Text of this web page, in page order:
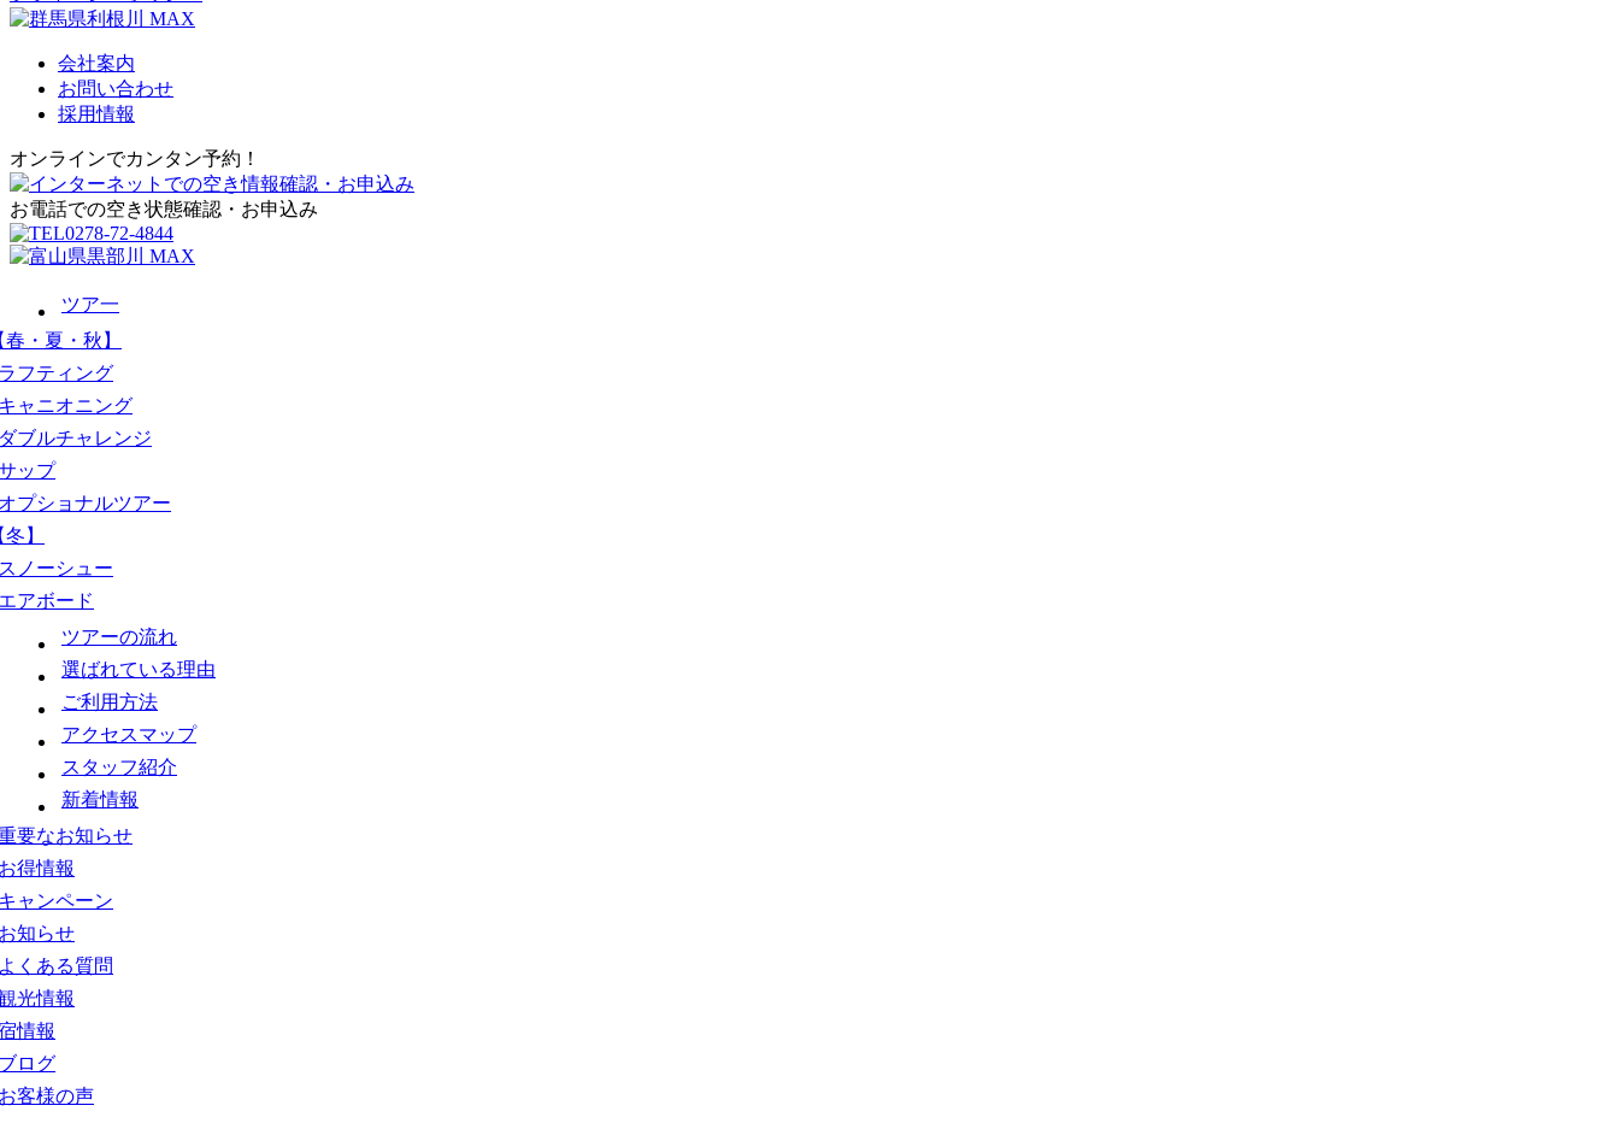
会社案内
お問い合わせ
採用情報
オンラインでカンタン予約！
お電話での空き状態確認・お申込み
0278-72-4844
ツア一
春・夏・秋】
フティング
ャニオニング
ブルチャレンジ
ップ
プショナルツアー
】
ノーシュー
アボード
ツアーの流れ
選ばれている理由
ご利用方法
アクセスマップ
スタッフ紹介
新着情報
要なお知らせ
得情報
ャンペーン
知らせ
くある質問
光情報
情報
ログ
客様の声